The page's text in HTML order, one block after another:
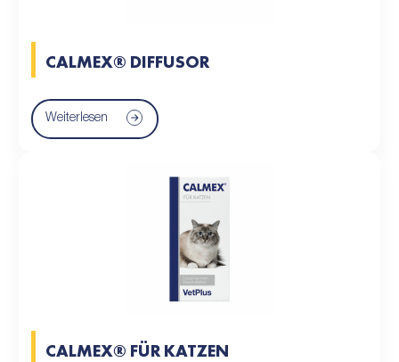
CALMEX® DIFFUSOR
Weiterlesen
CALMEX® FÜR KATZEN